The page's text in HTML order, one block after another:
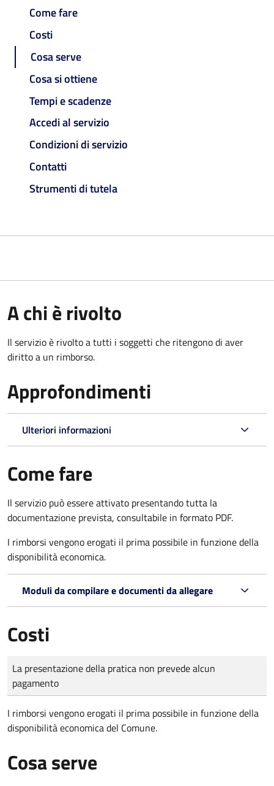
Come fare
Costi
Cosa serve
Cosa si ottiene
Tempi e scadenze
Accedi al servizio
Condizioni di servizio
Contatti
Strumenti di tutela
A chi è rivolto
Il servizio è rivolto a tutti i soggetti che ritengono di aver
diritto a un rimborso.
Approfondimenti
Ulteriori informazioni
Come fare
Il servizio può essere attivato presentando tutta la
documentazione prevista, consultabile in formato PDF.
I rimborsi vengono erogati il prima possibile in funzione della
disponibilità economica.
Moduli da compilare e documenti da allegare
Costi
Tipo di pagamento
Importo
La presentazione della pratica non prevede alcun
pagamento
I rimborsi vengono erogati il prima possibile in funzione della
disponibilità economica del Comune.
Cosa serve